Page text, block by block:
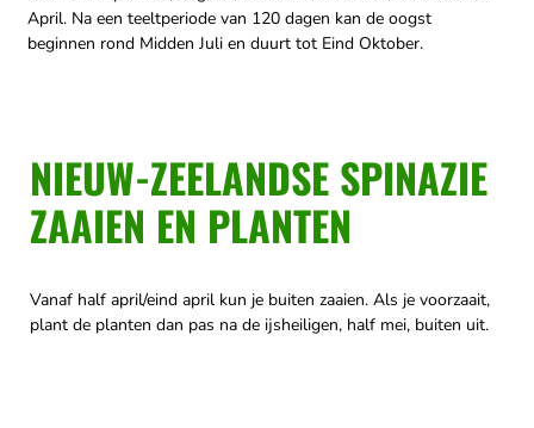
April. Na een teeltperiode van 120 dagen kan de oogst
beginnen rond Midden Juli en duurt tot Eind Oktober.
NIEUW-ZEELANDSE SPINAZIE
ZAAIEN EN PLANTEN
Vanaf half april/eind april kun je buiten zaaien. Als je voorzaait,
plant de planten dan pas na de ijsheiligen, half mei, buiten uit.